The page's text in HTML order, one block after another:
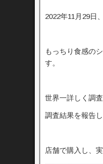
2022年11月29日
もっちり食感の
す。
世界一詳しく調査
調査結果を報告し
店舗で購入し、